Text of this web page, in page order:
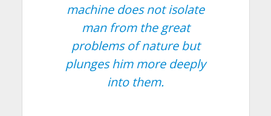
machine does not isolate
man from the great
problems of nature but
plunges him more deeply
into them.